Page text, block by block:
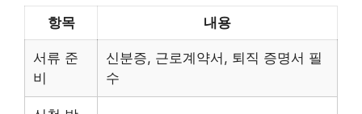
항목 내용
서류 준
비
신분증, 근로계약서, 퇴직 증명서 필
수